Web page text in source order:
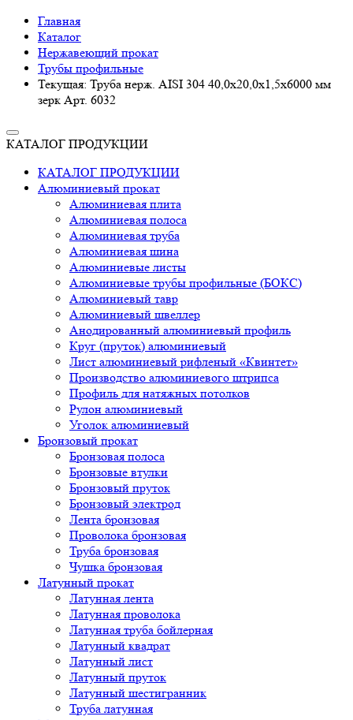
Главная
Каталог
Нержавеющий прокат
Трубы профильные
Текущая: Труба нерж. AISI 304 40,0х20,0х1,5х6000 мм
зерк Арт. 6032
КАТАЛОГ ПРОДУКЦИИ
КАТАЛОГ ПРОДУКЦИИ
Алюминиевый прокат
Алюминиевая плита
Алюминиевая полоса
Алюминиевая труба
Алюминиевая шина
Алюминиевые листы
Алюминиевые трубы профильные (БОКС)
Алюминиевый тавр
Алюминиевый швеллер
Анодированный алюминиевый профиль
Круг (пруток) алюминиевый
Лист алюминиевый рифленый «Квинтет»
Производство алюминиевого штрипса
Профиль для натяжных потолков
Рулон алюминиевый
Уголок алюминиевый
Бронзовый прокат
Бронзовая полоса
Бронзовые втулки
Бронзовый пруток
Бронзовый электрод
Лента бронзовая
Проволока бронзовая
Труба бронзовая
Чушка бронзовая
Латунный прокат
Латунная лента
Латунная проволока
Латунная труба бойлерная
Латунный квадрат
Латунный лист
Латунный пруток
Латунный шестигранник
Труба латунная